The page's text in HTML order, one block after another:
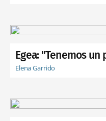
Egea: "Tenemos
Elena Garrido